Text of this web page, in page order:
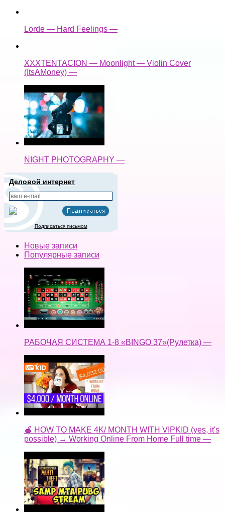
Lorde — Hard Feelings —
XXXTENTACION — Moonlight — Violin Cover
(ItsAMoney) —
NIGHT PHOTOGRAPHY —
Деловой интернет
Подписаться письмом
Новые записи
Популярные записи
РАБОЧАЯ СИСТЕМА 1-8 «BINGO 37»(Рулетка) —
🍎 HOW TO MAKE 4K/ MONTH WITH VIPKID (yes, it's
possible) → Working Online From Home Full time —